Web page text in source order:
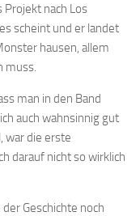
nach Los
scheint und er landet
hausen, allem
muss.
man in den Band
auch wahnsinnig gut
war die erste
darauf nicht so wirklich
Geschichte noch